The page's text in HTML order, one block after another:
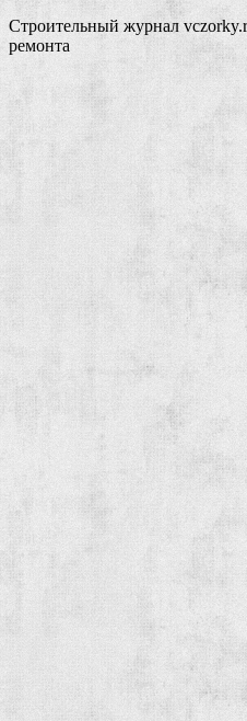
Строительный журнал
ремонта